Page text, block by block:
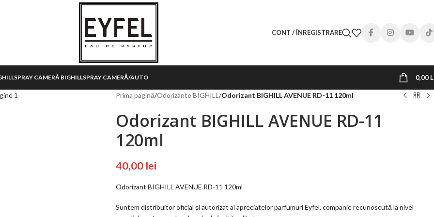
CONT / ÎNREGISTRARE
SPRAY CAMERĂ BIGHILLSPRAY CAMERĂ/AUTO 0,00
Prima pagină/Odorizante BIGHILL /Odorizant BIGHILL AVENUE RD-11 120ml
Odorizant BIGHILL AVENUE RD-11
120ml
40,00 lei
Odorizant BIGHILL AVENUE RD-11 120ml
Suntem distribuitor oficial și autorizat al apreciatelor parfumuri Eyfel, companie recunoscută la nivel